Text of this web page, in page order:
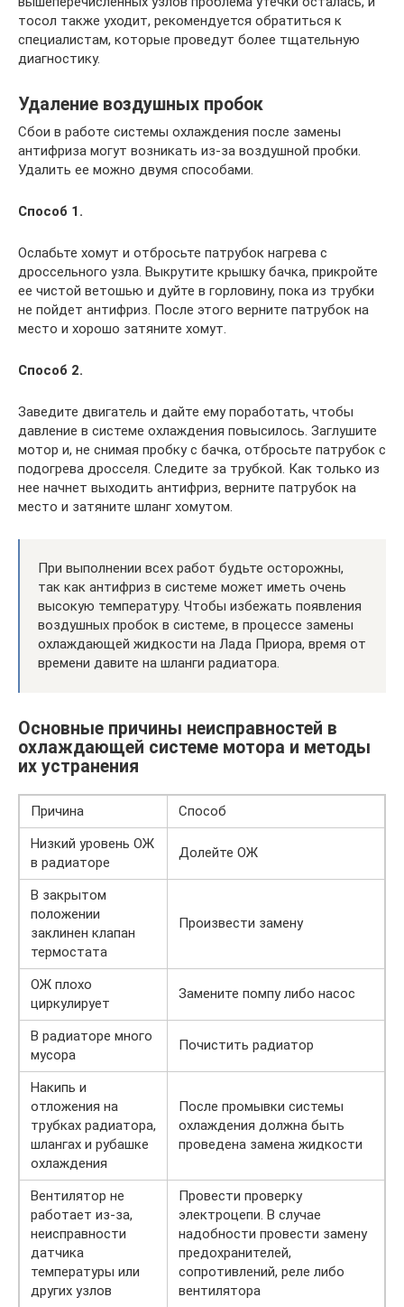
тосол также уходит, рекомендуется обратиться к
специалистам, которые проведут более тщательную
диагностику.
Удаление воздушных пробок
Сбои в работе системы охлаждения после замены
антифриза могут возникать из-за воздушной пробки.
Удалить ее можно двумя способами.
Способ 1.
Ослабьте хомут и отбросьте патрубок нагрева с
дроссельного узла. Выкрутите крышку бачка, прикройте
ее чистой ветошью и дуйте в горловину, пока из трубки
не пойдет антифриз. После этого верните патрубок на
место и хорошо затяните хомут.
Способ 2.
Заведите двигатель и дайте ему поработать, чтобы
давление в системе охлаждения повысилось. Заглушите
мотор и, не снимая пробку с бачка, отбросьте патрубок с
подогрева дросселя. Следите за трубкой. Как только из
нее начнет выходить антифриз, верните патрубок на
место и затяните шланг хомутом.
При выполнении всех работ будьте осторожны,
так как антифриз в системе может иметь очень
высокую температуру. Чтобы избежать появления
воздушных пробок в системе, в процессе замены
охлаждающей жидкости на Лада Приора, время от
времени давите на шланги радиатора.
Основные причины неисправностей в
охлаждающей системе мотора и методы
их устранения
Причина
Способ
Низкий уровень ОЖ
в радиаторе
Долейте ОЖ
В закрытом
положении
заклинен клапан
термостата
Произвести замену
ОЖ плохо
циркулирует
Замените помпу либо насос
В радиаторе много
мусора
Почистить радиатор
Накипь и
отложения на
трубках радиатора,
шлангах и рубашке
охлаждения
После промывки системы
охлаждения должна быть
проведена замена жидкости
Вентилятор не
работает из-за,
неисправности
датчика
температуры или
других узлов
Провести проверку
электроцепи. В случае
надобности провести замену
предохранителей,
сопротивлений, реле либо
вентилятора